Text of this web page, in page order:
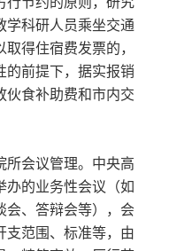
学科研人员乘坐交通
得住宿费发票的，
的前提下，据实报销
伙食补助费和市内交
所会议管理。中央高
办的业务性会议（如
会、答辩会等），会
支范围、标准等，由